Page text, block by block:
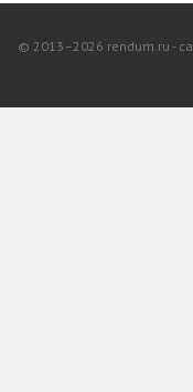
© 2013–2026 rendum.ru -